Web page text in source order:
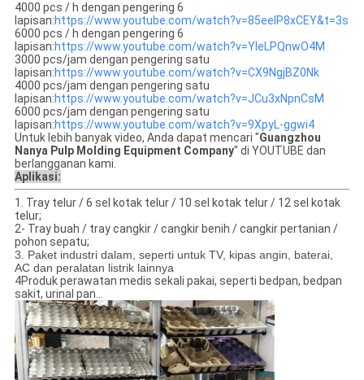
4000 pcs / h dengan pengering 6
lapisan:https://www.youtube.com/watch?v=85eeIP8xCEY&t=3s
6000 pcs / h dengan pengering 6
lapisan:https://www.youtube.com/watch?v=YIeLPQnwO4M
3000 pcs/jam dengan pengering satu
lapisan:https://www.youtube.com/watch?v=CX9NgjBZ0Nk
4000 pcs/jam dengan pengering satu
lapisan:https://www.youtube.com/watch?v=JCu3xNpnCsM
6000 pcs/jam dengan pengering satu
lapisan:https://www.youtube.com/watch?v=9XpyL-ggwi4
Untuk lebih banyak video, Anda dapat mencari "Guangzhou
Nanya Pulp Molding Equipment Company" di YOUTUBE dan
berlangganan kami.
Aplikasi:
1. Tray telur / 6 sel kotak telur / 10 sel kotak telur / 12 sel kotak
telur;
2- Tray buah / tray cangkir / cangkir benih / cangkir pertanian /
pohon sepatu;
3. Paket industri dalam, seperti untuk TV, kipas angin, baterai,
AC dan peralatan listrik lainnya
4Produk perawatan medis sekali pakai, seperti bedpan, bedpan
sakit, urinal pan...